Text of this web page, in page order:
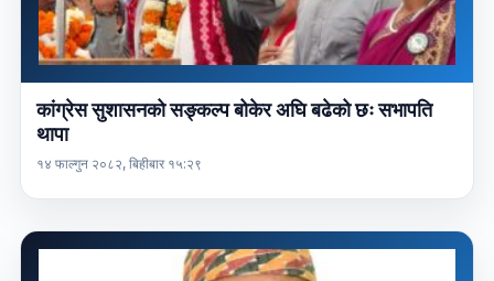
कांग्रेस सुशासनको सङ्कल्प बोकेर अघि बढेको छः सभापति
थापा
१४ फाल्गुन २०८२, बिहीबार १५:२९